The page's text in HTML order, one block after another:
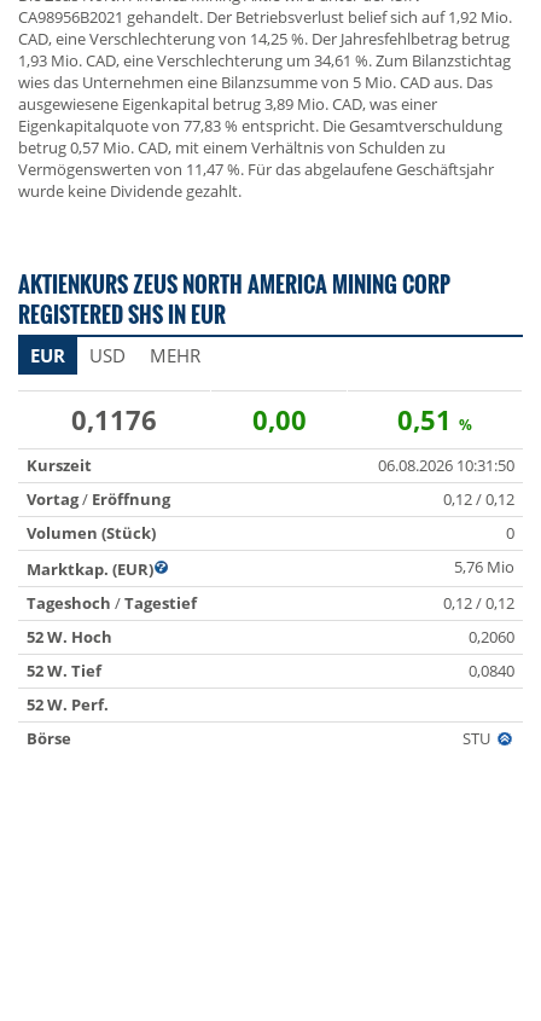
CA98956B2021 gehandelt. Der Betriebsverlust belief sich auf 1,92 Mio.
CAD, eine Verschlechterung von 14,25 %. Der Jahresfehlbetrag betrug
1,93 Mio. CAD, eine Verschlechterung um 34,61 %. Zum Bilanzstichtag
wies das Unternehmen eine Bilanzsumme von 5 Mio. CAD aus. Das
ausgewiesene Eigenkapital betrug 3,89 Mio. CAD, was einer
Eigenkapitalquote von 77,83 % entspricht. Die Gesamtverschuldung
betrug 0,57 Mio. CAD, mit einem Verhältnis von Schulden zu
Vermögenswerten von 11,47 %. Für das abgelaufene Geschäftsjahr
wurde keine Dividende gezahlt.
AKTIENKURS ZEUS NORTH AMERICA MINING CORP
REGISTERED SHS IN EUR
EUR USD MEHR
0,1176 0,00 0,51 %
Kurszeit
06.08.2026 10:31:50
Vortag/ Eröffnung
0,12 / 0,12
Volumen (Stück)
0
Marktkap. (EUR)
5,76 Mio
Tageshoch /Tagestief
0,12 / 0,12
52 W. Hoch
0,2060
52 W. Tief
0,0840
52 W. Perf.
Börse
STU